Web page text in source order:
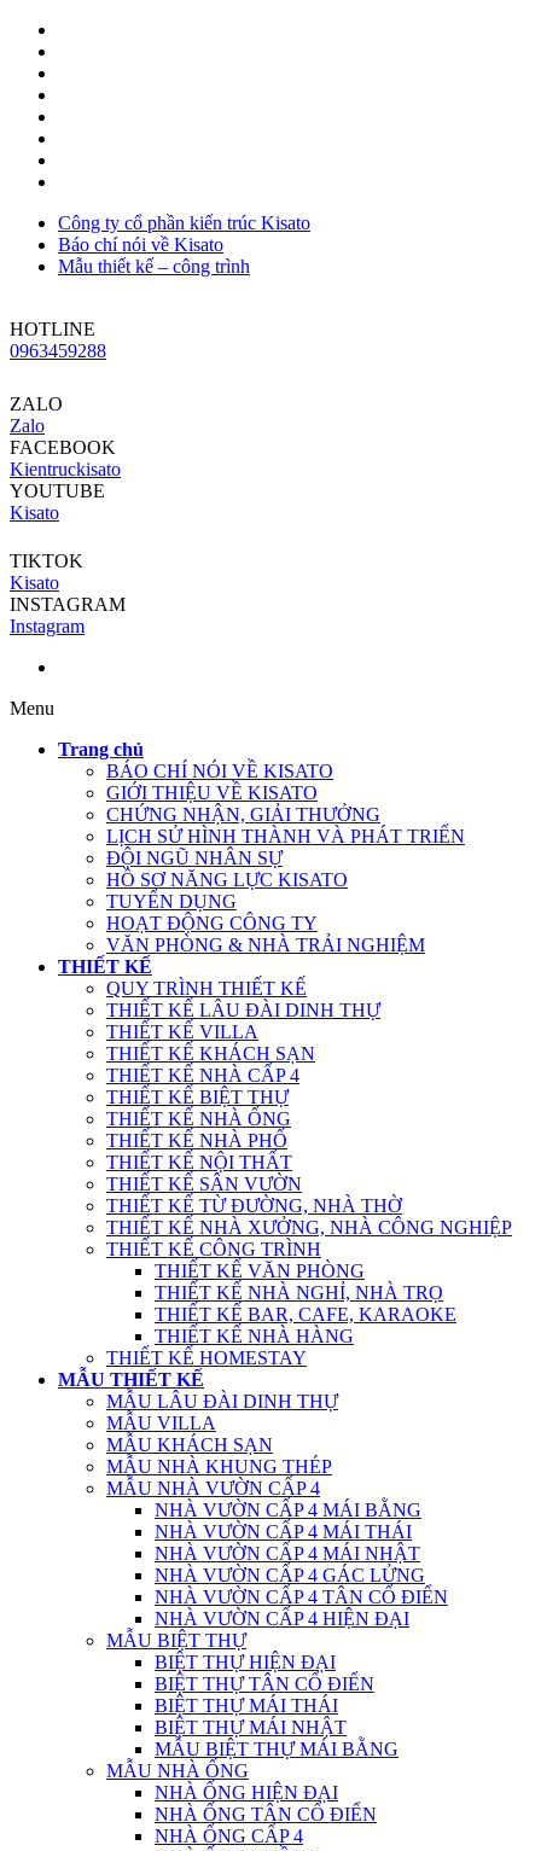
Công ty cổ phần kiến trúc Kisato
Báo chí nói về Kisato
Mẫu thiết kế – công trình
HOTLINE
0963459288
ZALO
Zalo
FACEBOOK
Kientruckisato
YOUTUBE
Kisato
TIKTOK
Kisato
INSTAGRAM
Instagram
Menu
Trang chủ
BÁO CHÍ NÓI VỀ KISATO
GIỚI THIỆU VỀ KISATO
CHỨNG NHẬN, GIẢI THƯỞNG
LỊCH SỬ HÌNH THÀNH VÀ PHÁT TRIỂN
ĐỘI NGŨ NHÂN SỰ
HỒ SƠ NĂNG LỰC KISATO
TUYỂN DỤNG
HOẠT ĐỘNG CÔNG TY
VĂN PHÒNG & NHÀ TRẢI NGHIỆM
THIẾT KẾ
QUY TRÌNH THIẾT KẾ
THIẾT KẾ LÂU ĐÀI DINH THỰ
THIẾT KẾ VILLA
THIẾT KẾ KHÁCH SẠN
THIẾT KẾ NHÀ CẤP 4
THIẾT KẾ BIỆT THỰ
THIẾT KẾ NHÀ ỐNG
THIẾT KẾ NHÀ PHỐ
THIẾT KẾ NỘI THẤT
THIẾT KẾ SÂN VƯỜN
THIẾT KẾ TỪ ĐƯỜNG, NHÀ THỜ
THIẾT KẾ NHÀ XƯỞNG, NHÀ CÔNG NGHIỆP
THIẾT KẾ CÔNG TRÌNH
THIẾT KẾ VĂN PHÒNG
THIẾT KẾ NHÀ NGHỈ, NHÀ TRỌ
THIẾT KẾ BAR, CAFE, KARAOKE
THIẾT KẾ NHÀ HÀNG
THIẾT KẾ HOMESTAY
MẪU THIẾT KẾ
MẪU LÂU ĐÀI DINH THỰ
MẪU VILLA
MẪU KHÁCH SẠN
MẪU NHÀ KHUNG THÉP
MẪU NHÀ VƯỜN CẤP 4
NHÀ VƯỜN CẤP 4 MÁI BẰNG
NHÀ VƯỜN CẤP 4 MÁI THÁI
NHÀ VƯỜN CẤP 4 MÁI NHẬT
NHÀ VƯỜN CẤP 4 GÁC LỬNG
NHÀ VƯỜN CẤP 4 TÂN CỔ ĐIỂN
NHÀ VƯỜN CẤP 4 HIỆN ĐẠI
MẪU BIỆT THỰ
BIỆT THỰ HIỆN ĐẠI
BIỆT THỰ TÂN CỔ ĐIỂN
BIỆT THỰ MÁI THÁI
BIỆT THỰ MÁI NHẬT
MẪU BIỆT THỰ MÁI BẰNG
MẪU NHÀ ỐNG
NHÀ ỐNG HIỆN ĐẠI
NHÀ ỐNG TÂN CỔ ĐIỂN
NHÀ ỐNG CẤP 4